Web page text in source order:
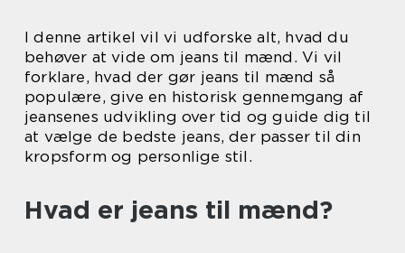
I denne artikel vil vi udforske alt, hvad du
behøver at vide om jeans til mænd. Vi vil
forklare, hvad der gør jeans til mænd så
populære, give en historisk gennemgang af
jeansenes udvikling over tid og guide dig til
at vælge de bedste jeans, der passer til din
kropsform og personlige stil.
Hvad er jeans til mænd?